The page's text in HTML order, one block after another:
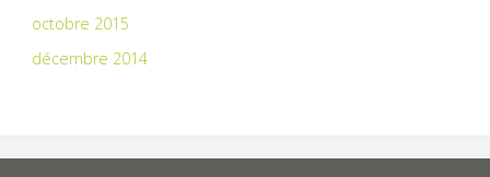
octobre 2015
décembre 2014